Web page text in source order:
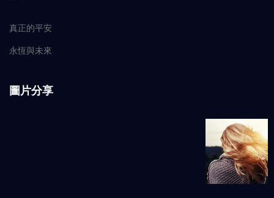
真正的平安
永恆與未來
圖片分享